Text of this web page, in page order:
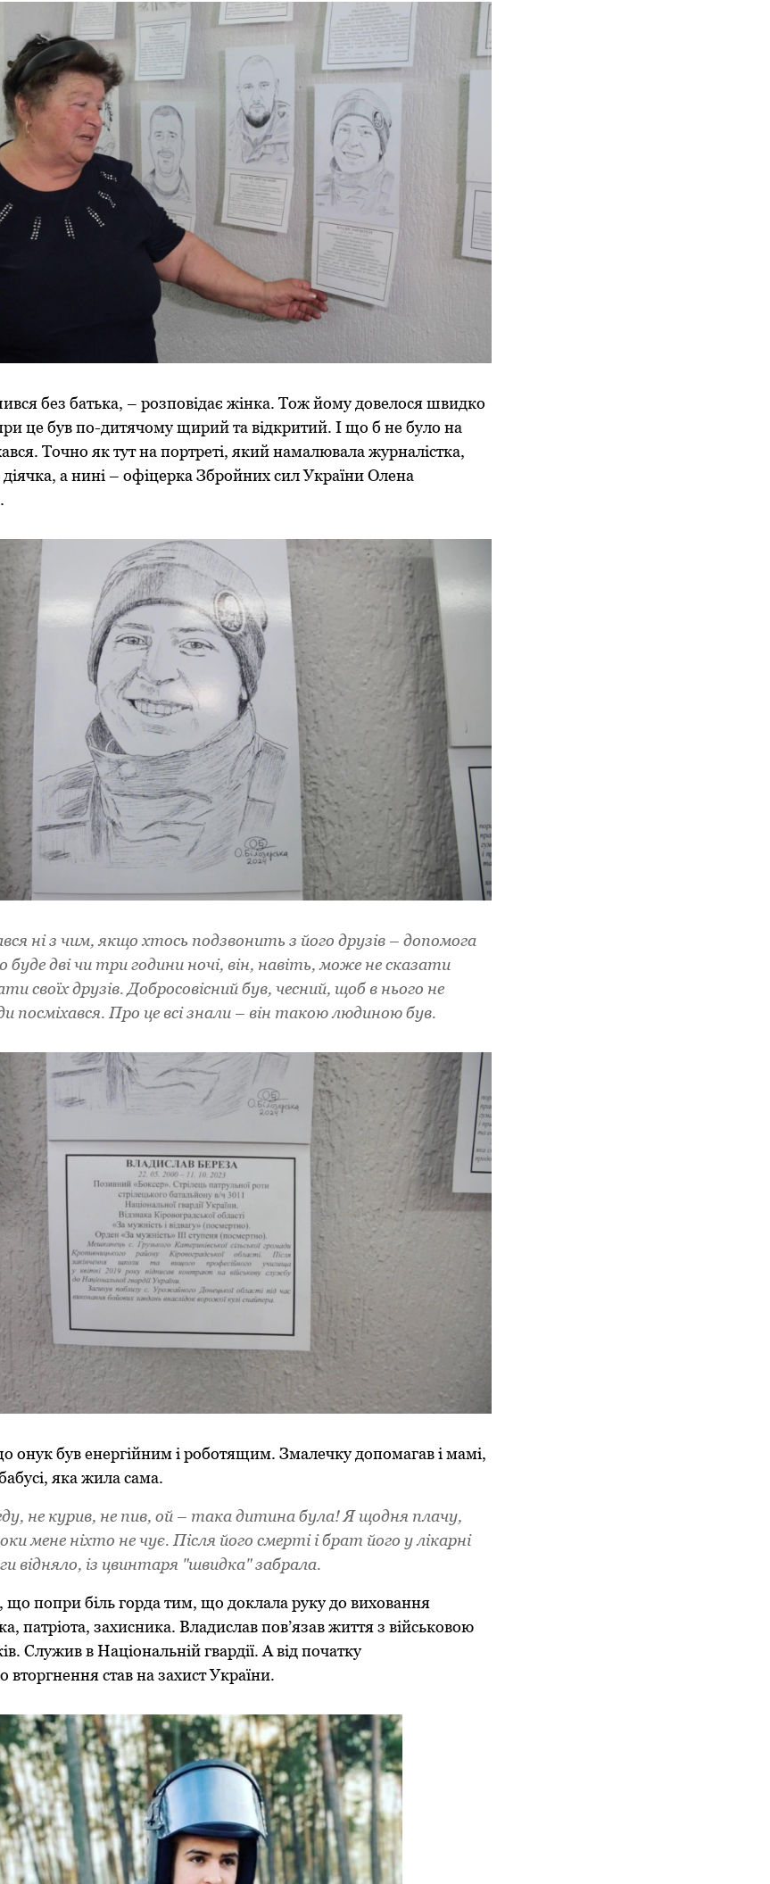
без батька, – розповідає жінка. Тож йому довелося швидко
це був по-дитячому щирий та відкритий. І що б не було на
Точно як тут на портреті, який намалювала журналістка,
діячка, а нині – офіцерка Збройних сил України Олена
ні з чим, якщо хтось подзвонить з його друзів – допомога
дві чи три години ночі, він, навіть, може не сказати
своїх друзів. Добросовісний був, чесний, щоб в нього не
посміхався. Про це всі знали – він такою людиною був.
онук був енергійним і роботящим. Змалечку допомагав і мамі,
яка жила сама.
не курив, не пив, ой – така дитина була! Я щодня плачу,
мене ніхто не чує. Після його смерті і брат його у лікарні
відняло, із цвинтаря "швидка" забрала.
що попри біль горда тим, що доклала руку до виховання
патріота, захисника. Владислав пов’язав життя з військовою
Служив в Національній гвардії. А від початку
став на захист України.